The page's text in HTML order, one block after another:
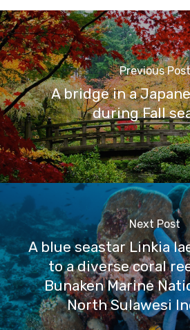
Previous Post
A bridge in a
during Fall
Next Post
A blue seastar Linkia
to a diverse coral
Bunaken Marine
North Sulawesi